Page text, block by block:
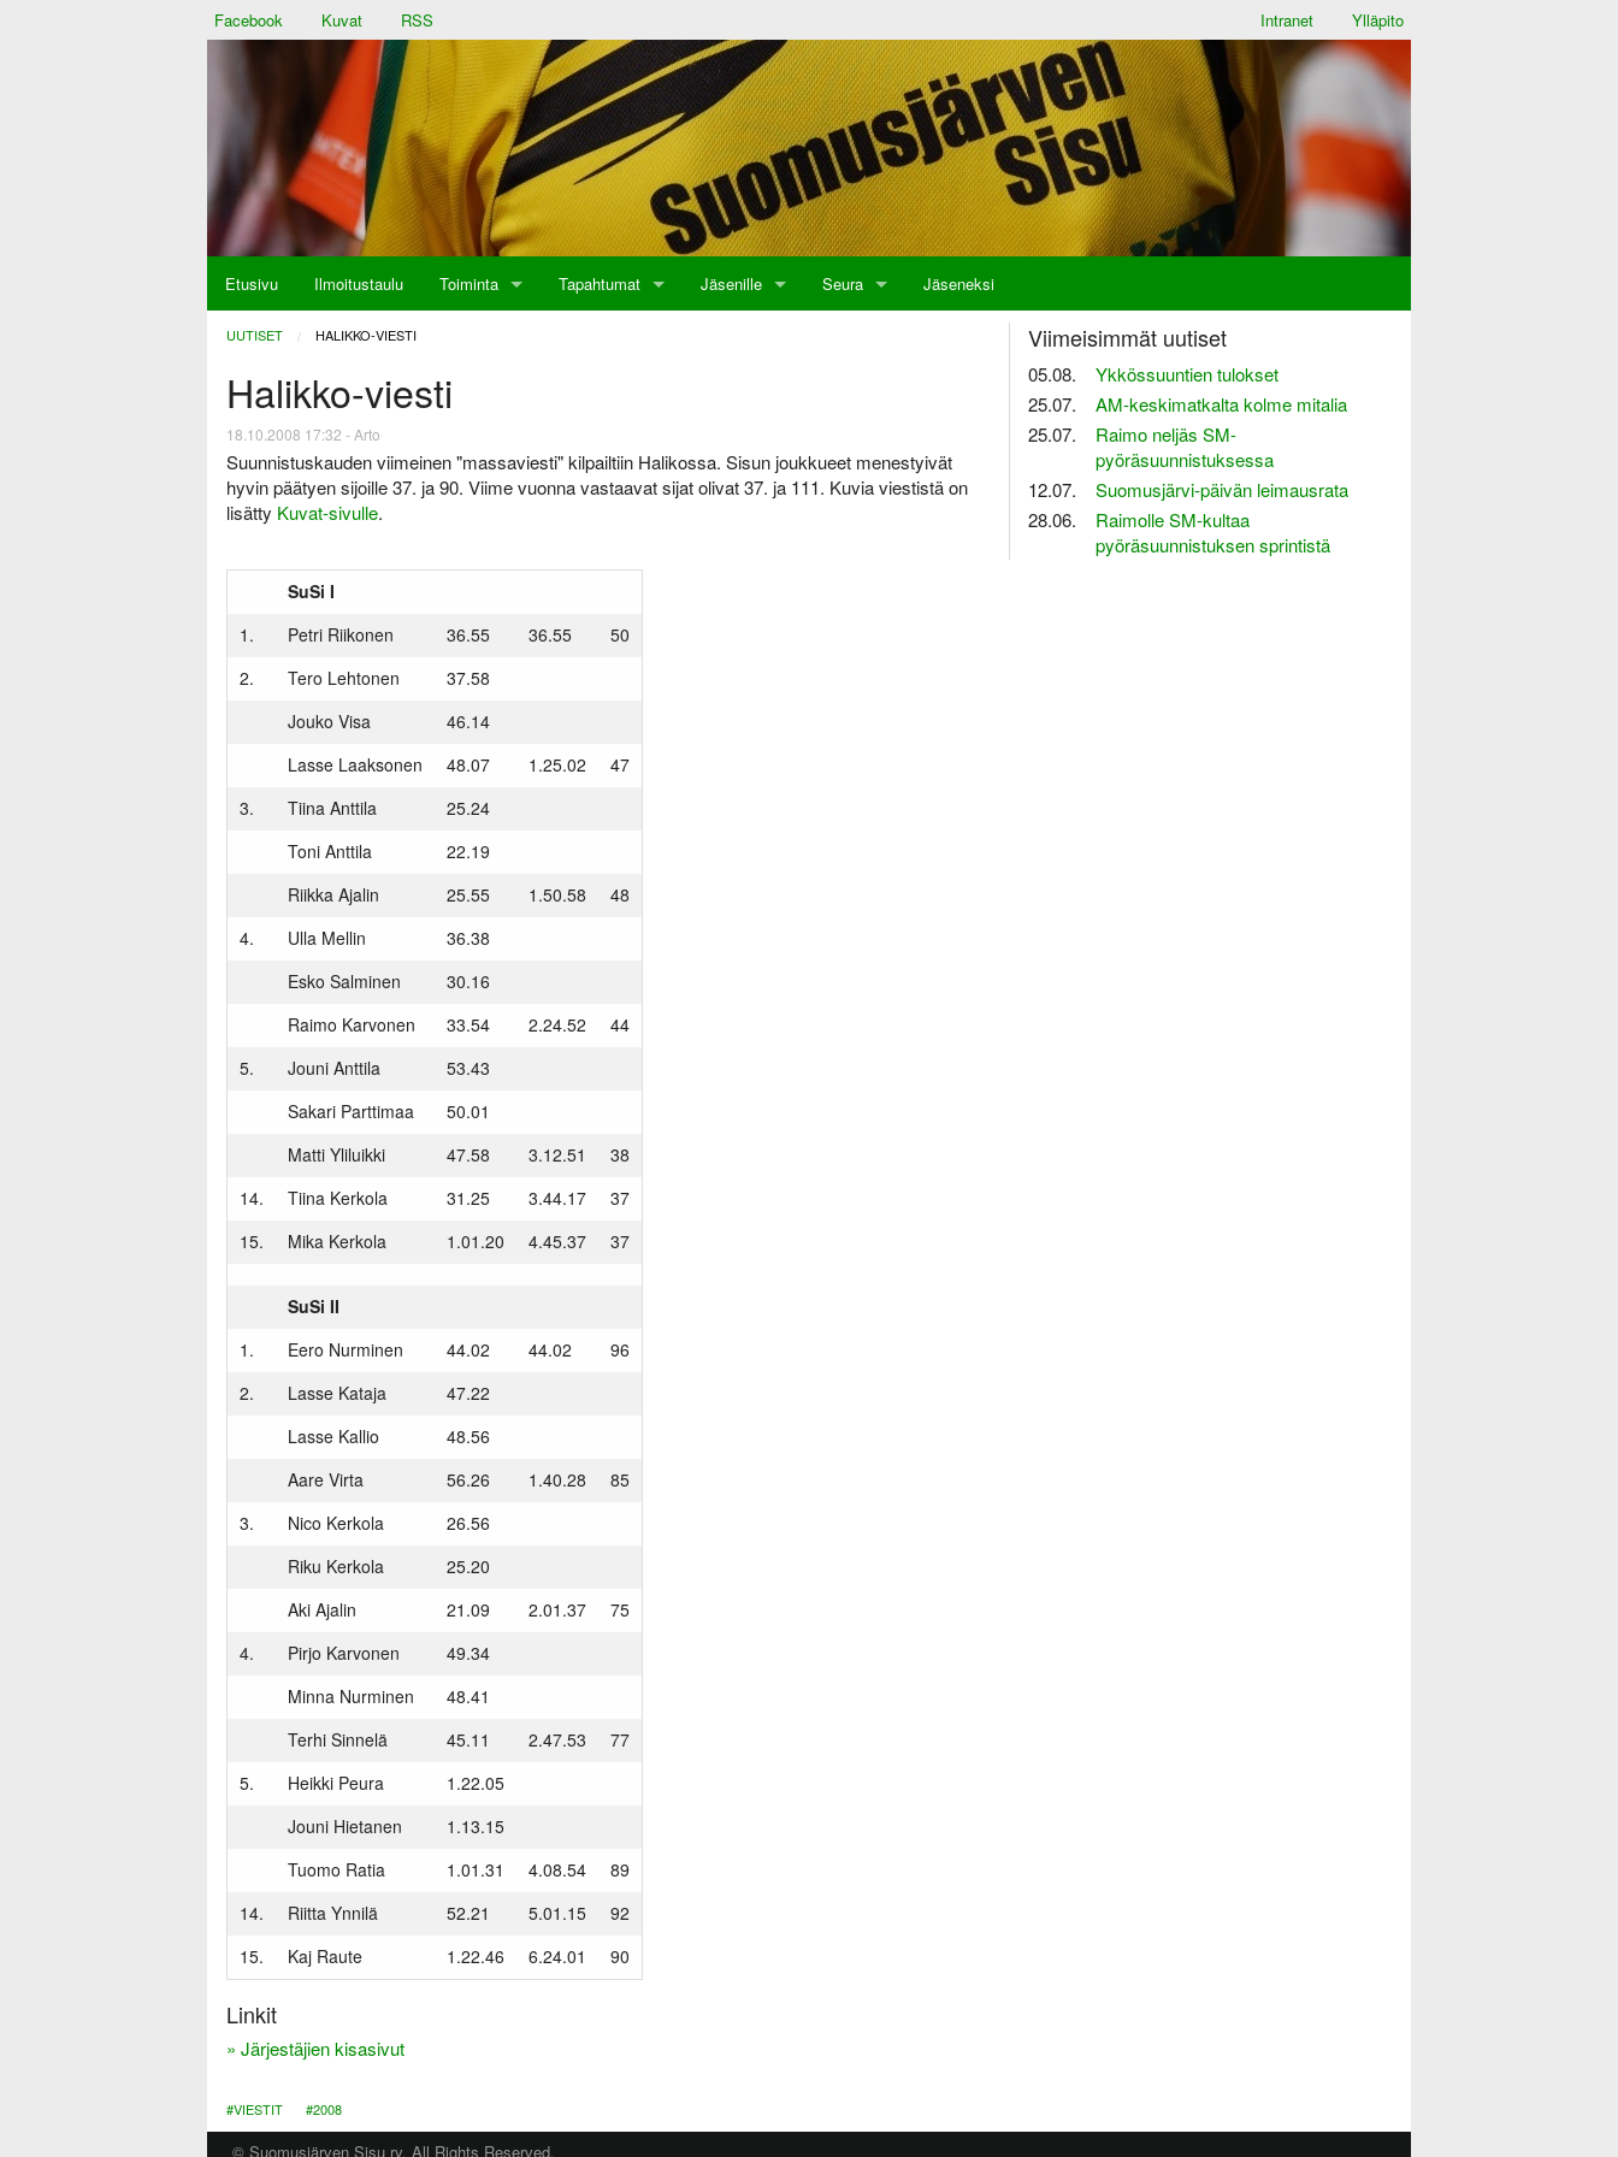
Intranet Ylläpito
Facebook Kuvat RSS
Etusivu Ilmoitustaulu Toiminta Tapahtumat Jäsenille Seura Jäseneksi
UUTISET CURRENT:
HALIKKO-VIESTI
Halikko-viesti
18.10.2008 17:32 - Arto
Suunnistuskauden viimeinen "massaviesti" kilpailtiin Halikossa. Sisun joukkueet menestyivät
hyvin päätyen sijoille 37. ja 90. Viime vuonna vastaavat sijat olivat 37. ja 111. Kuvia viestistä on
lisätty Kuvat-sivulle.
SuSi I
1.
Petri Riikonen 36.55 36.55
50
2.
Tero Lehtonen
37.58
Jouko Visa
46.14
Lasse Laaksonen
48.07 1.25.02
47
3.
Tiina Anttila
25.24
Toni Anttila
22.19
Riikka Ajalin
25.55 1.50.58
48
4.
Ulla Mellin
36.38
Esko Salminen
30.16
Raimo Karvonen
33.54 2.24.52
44
5.
Jouni Anttila
53.43
Sakari Parttimaa
50.01
Matti Yliluikki
47.58 3.12.51
38
14.
Tiina Kerkola 31.25 3.44.17
37
15.
Mika Kerkola 1.01.20 4.45.37 37
SuSi II
1.
Eero Nurminen 44.02 44.02
96
2.
Lasse Kataja
47.22
Lasse Kallio
48.56
Aare Virta
56.26 1.40.28
85
3.
Nico Kerkola
26.56
Riku Kerkola
25.20
Aki Ajalin
21.09 2.01.37
75
4.
Pirjo Karvonen
49.34
Minna Nurminen
48.41
Terhi Sinnelä
45.11 2.47.53
77
5.
Heikki Peura
1.22.05
Jouni Hietanen
1.13.15
Tuomo Ratia
1.01.31 4.08.54
89
14.
Riitta Ynnilä 52.21 5.01.15
92
15.
Kaj Raute 1.22.46 6.24.01 90
Linkit
» Järjestäjien kisasivut
#VIESTIT #2008
Viimeisimmät uutiset
05.08.
Ykkössuuntien tulokset
25.07.
AM-keskimatkalta kolme mitalia
25.07.
Raimo neljäs SM-
pyöräsuunnistuksessa
12.07.
Suomusjärvi-päivän leimausrata
28.06.
Raimolle SM-kultaa
pyöräsuunnistuksen sprintistä
© Suomusjärven Sisu ry. All Rights Reserved.